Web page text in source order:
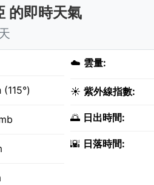
的即時天氣
☁️ 雲量:
☀️ 紫外線指數:
🌅 日出時間:
🌇 日落時間: